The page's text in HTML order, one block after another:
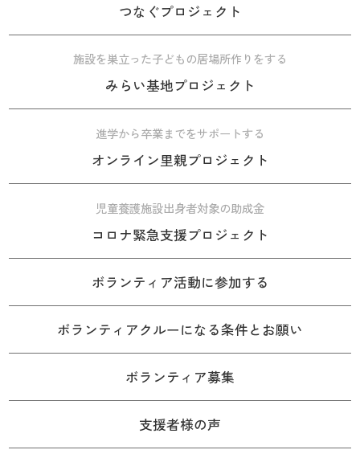
つなぐプロジェクト
施設を巣立った子どもの居場所作りをする
みらい基地プロジェクト
進学から卒業までをサポートする
オンライン里親プロジェクト
児童養護施設出身者対象の助成金
コロナ緊急支援プロジェクト
ボランティア活動に参加する
ボランティアクルーになる条件とお願い
ボランティア募集
支援者様の声